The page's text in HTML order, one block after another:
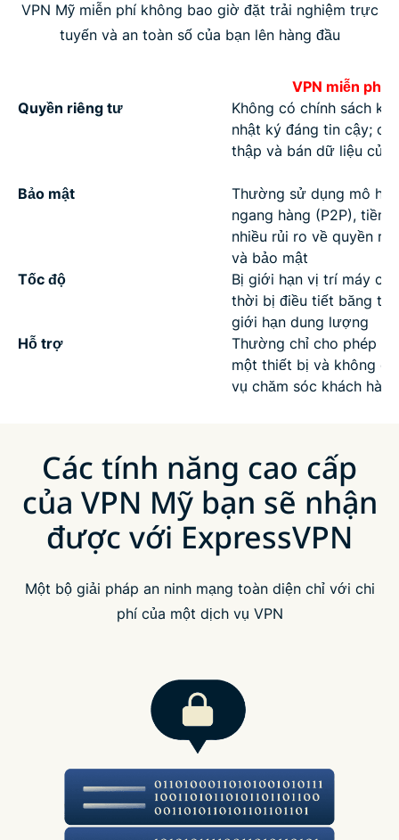
VPN Mỹ miễn phí không bao giờ đặt trải nghiệm trực
tuyến và an toàn số của bạn lên hàng đầu
VPN miễn phí
Quyền riêng tư
Không có chính sách
nhật ký đáng tin cậy; có
thập và bán dữ liệu của
Bảo mật
Thường sử dụng mô
ngang hàng (P2P), tiềm
nhiều rủi ro về quyền
và bảo mật
Tốc độ
Bị giới hạn vị trí máy
thời bị điều tiết băng
giới hạn dung lượng
Hỗ trợ
Thường chỉ cho phép
một thiết bị và không
vụ chăm sóc khách hàng
Các tính năng cao cấp
của VPN Mỹ bạn sẽ nhận
được với ExpressVPN
Một bộ giải pháp an ninh mạng toàn diện chỉ với chi
phí của một dịch vụ VPN